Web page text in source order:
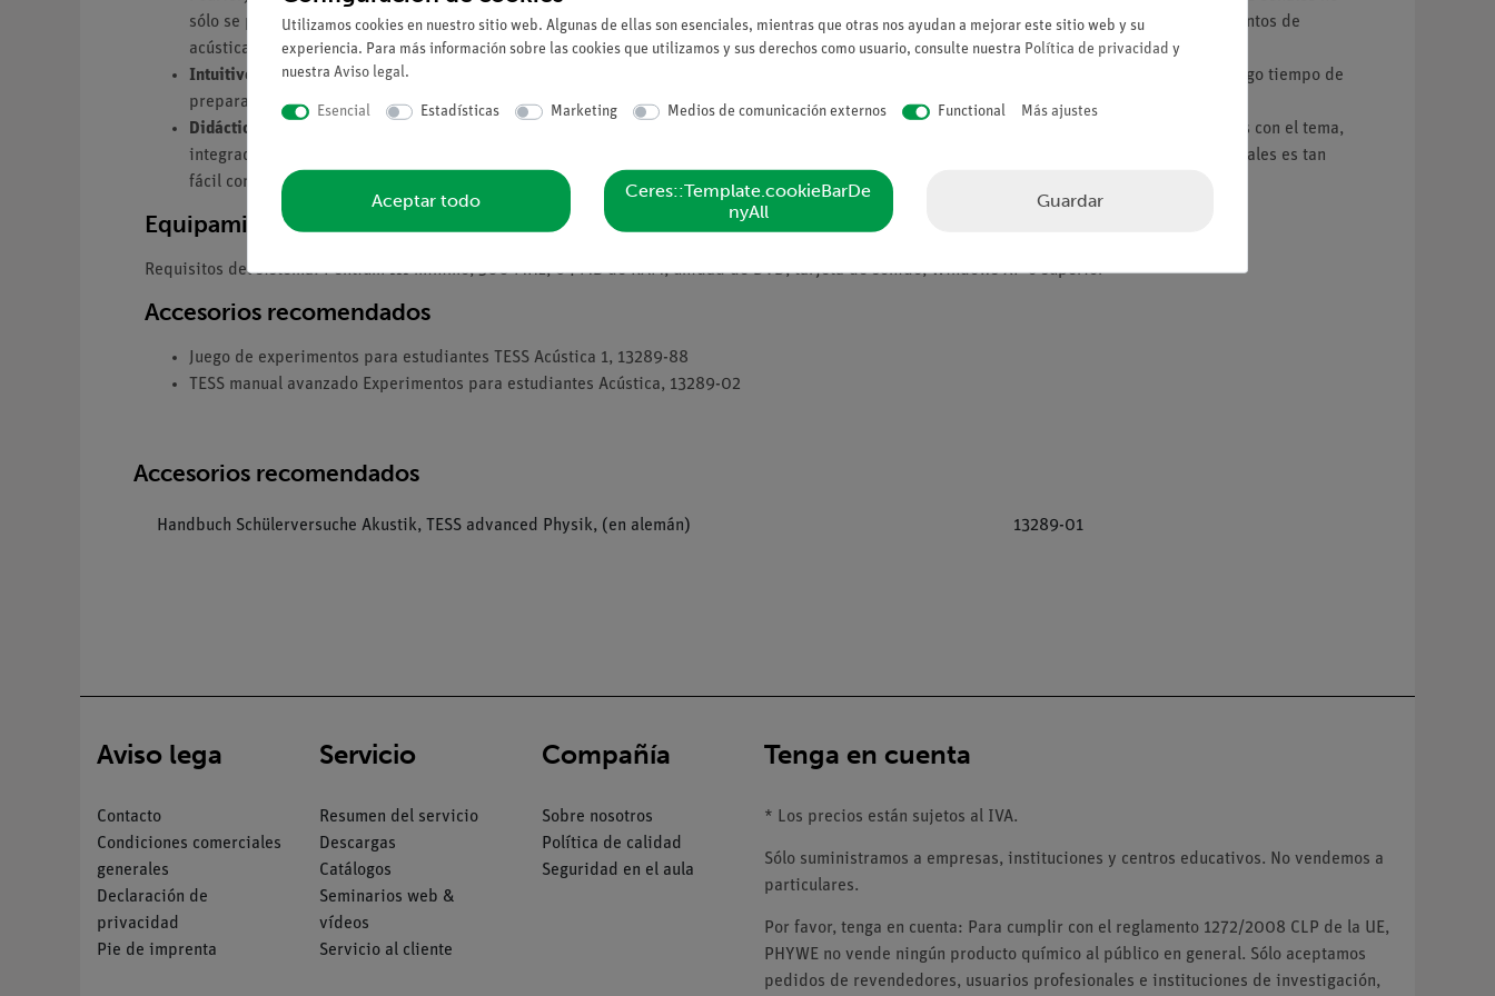
sólo se pueden observar, sino también investigar, gracias a las herramientas flexibles disponibles. Esto permite realizar numerosos experimentos de
acústica cuantitativa.
Intuitivo
- Diseño claro, todas las funciones importantes de un vistazo. Reciba los resultados de forma rápida y fiable, sin necesidad de un largo tiempo de
preparación.
Didáctico
- Incluye una función de ayuda detallada y adecuada para los estudiantes, así como descripciones de los experimentos relacionados con el tema,
integradas como archivos pdf. Se pueden cargar experimentos preconfigurados. El ajuste y el almacenamiento de las configuraciones individuales es tan
fácil como el diseño de nuevos experimentos definidos por el usuario.
Equipamiento y datos técnicos
Requisitos del sistema: Pentium III mínimo, 500 MHz, 64 MB de RAM, unidad de DVD, tarjeta de sonido, Windows XP o superior
Accesorios recomendados
Juego de experimentos para estudiantes TESS Acústica 1, 13289-88
TESS manual avanzado Experimentos para estudiantes Acústica, 13289-02
Accesorios recomendados
Handbuch Schülerversuche Akustik, TESS advanced Physik, (en alemán) 13289-01
Aviso lega
Contacto
Condiciones comerciales
generales
Declaración de
privacidad
Pie de imprenta
Servicio
Resumen del servicio
Descargas
Catálogos
Seminarios web &
vídeos
Servicio al cliente
Compañía
Sobre nosotros
Política de calidad
Seguridad en el aula
Tenga en cuenta
* Los precios están sujetos al IVA.
Sólo suministramos a empresas, instituciones y centros educativos. No vendemos a
particulares.
Por favor, tenga en cuenta: Para cumplir con el reglamento 1272/2008 CLP de la UE,
PHYWE no vende ningún producto químico al público en general. Sólo aceptamos
pedidos de revendedores, usuarios profesionales e instituciones de investigación,
Utilizamos cookies en nuestro sitio web. Algunas de ellas son esenciales, mientras que otras nos ayudan a mejorar este sitio web y su
experiencia. Para más información sobre las cookies que utilizamos y sus derechos como usuario, consulte nuestra Política de privacidad y
nuestra Aviso legal.
Esencial Estadísticas Marketing Medios de comunicación externos Functional Más ajustes
Aceptar todo
Ceres::Template.cookieBarDe
nyAll
Guardar